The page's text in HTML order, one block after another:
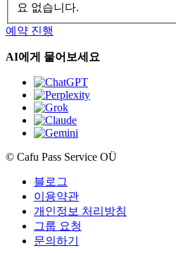
요 없습니다.
예약 진행
AI에게 물어보세요
© Cafu Pass Service OÜ
블로그
이용약관
개인정보 처리방침
그룹 요청
문의하기